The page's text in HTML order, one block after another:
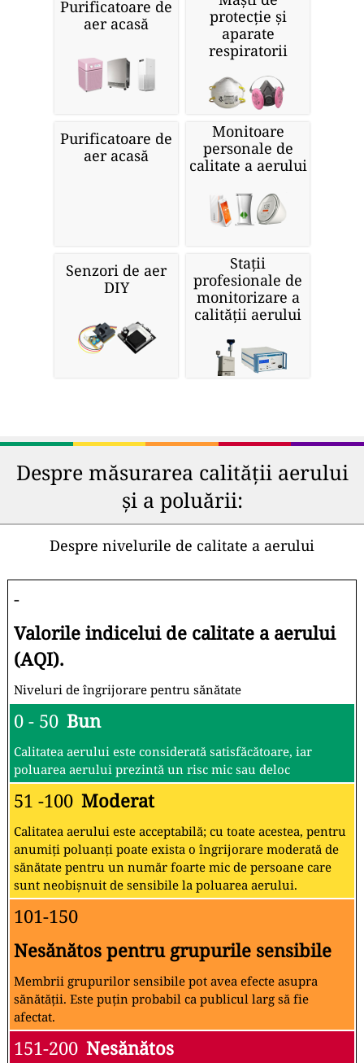
Purificatoare de
aer acasă
protecție și
aparate
respiratorii
Purificatoare de
aer acasă
Monitoare
personale de
calitate a aerului
Senzori de aer
DIY
Stații
profesionale de
monitorizare a
calității aerului
Despre măsurarea calității aerului
și a poluării:
Despre nivelurile de calitate a aerului
-
Valorile indicelui de calitate a aerului
(AQI).
Niveluri de îngrijorare pentru sănătate
0 - 50 Bun
Calitatea aerului este considerată satisfăcătoare, iar
poluarea aerului prezintă un risc mic sau deloc
51 -100 Moderat
Calitatea aerului este acceptabilă; cu toate acestea, pentru
anumiți poluanți poate exista o îngrijorare moderată de
sănătate pentru un număr foarte mic de persoane care
sunt neobișnuit de sensibile la poluarea aerului.
101-150
Nesănătos pentru grupurile sensibile
Membrii grupurilor sensibile pot avea efecte asupra
sănătății. Este puțin probabil ca publicul larg să fie
afectat.
151-200 Nesănătos